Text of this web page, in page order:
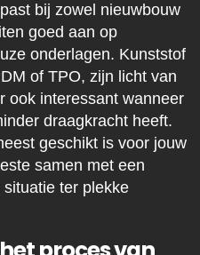
bij zowel nieuwbouw
goed aan op
onderlagen. Kunststof
of TPO, zijn licht van
ook interessant wanneer
draagkracht heeft.
geschikt is voor jouw
samen met een
ter plekke